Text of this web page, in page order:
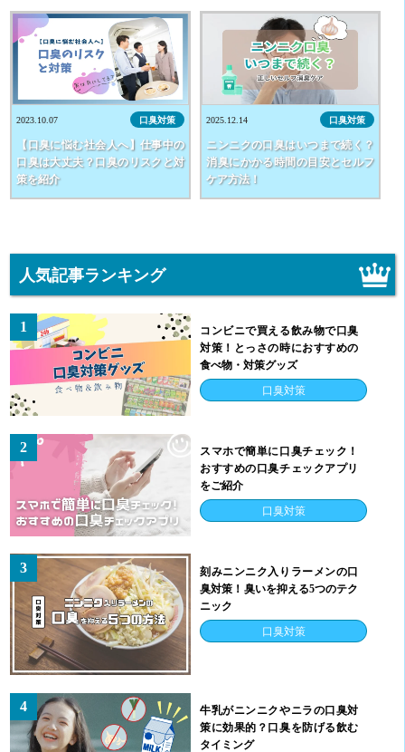
2023.10.07 口臭対策
【口臭に悩む社会人へ】仕事中の
口臭は大丈夫？口臭のリスクと対
策を紹介
2025.12.14 口臭対策
ニンニクの口臭はいつまで続く？
消臭にかかる時間の目安とセルフ
ケア方法！
人気記事ランキング
1
コンビニで買える飲み物で口臭
対策！とっさの時におすすめの
食べ物・対策グッズ
口臭対策
2
スマホで簡単に口臭チェック！
おすすめの口臭チェックアプリ
をご紹介
口臭対策
3
刻みニンニク入りラーメンの口
臭対策！臭いを抑える5つのテク
ニック
口臭対策
4
牛乳がニンニクやニラの口臭対
策に効果的？口臭を防げる飲む
タイミング